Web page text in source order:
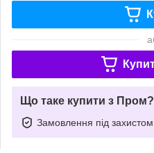
Що таке купити з Пром?
Замовлення під захистом